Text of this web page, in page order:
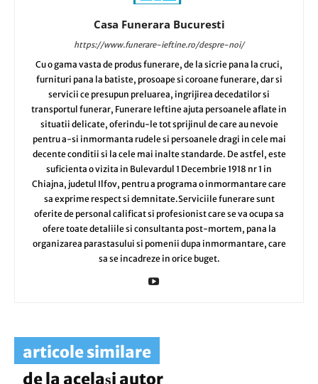
Casa Funerara Bucuresti
https://www.funerare-ieftine.ro/despre-noi/
Cu o gama vasta de produs funerare, de la sicrie pana la cruci,
furnituri pana la batiste, prosoape si coroane funerare, dar si
servicii ce presupun preluarea, ingrijirea decedatilor si
transportul funerar, Funerare Ieftine ajuta persoanele aflate in
situatii delicate, oferindu-le tot sprijinul de care au nevoie
pentru a-si inmormanta rudele si persoanele dragi in cele mai
decente conditii si la cele mai inalte standarde. De astfel, este
suficienta o vizita in Bulevardul 1 Decembrie 1918 nr 1 in
Chiajna, judetul Ilfov, pentru a programa o inmormantare care
sa exprime respect si demnitate.Serviciile funerare sunt
oferite de personal calificat si profesionist care se va ocupa sa
ofere toate detaliile si consultanta post-mortem, pana la
organizarea parastasului si pomenii dupa inmormantare, care
sa se incadreze in orice buget.
articole similare
de la același autor